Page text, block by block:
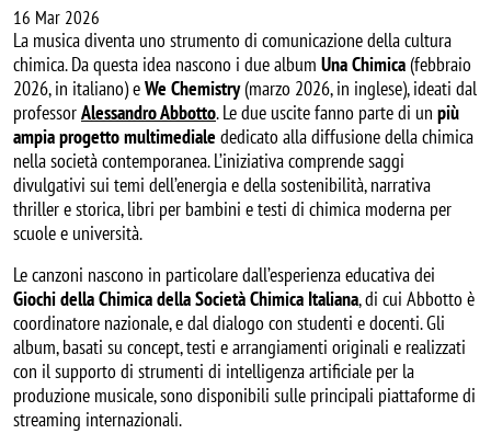
16 Mar 2026
La musica diventa uno strumento di comunicazione della cultura
chimica. Da questa idea nascono i due album Una Chimica(febbraio
2026, in italiano) eWe Chemistry(marzo 2026, in inglese), ideati dal
professorAlessandro Abbotto. Le due uscite fanno parte di un più
ampia progetto multimediale dedicato alla diffusione della chimica
nella società contemporanea. L’iniziativa comprende saggi
divulgativi sui temi dell’energia e della sostenibilità, narrativa
thriller e storica, libri per bambini e testi di chimica moderna per
scuole e università.
Le canzoni nascono in particolare dall’esperienza educativa dei
Giochi della Chimica della Società Chimica Italiana, di cui Abbotto è
coordinatore nazionale, e dal dialogo con studenti e docenti. Gli
album, basati su concept, testi e arrangiamenti originali e realizzati
con il supporto di strumenti di intelligenza artificiale per la
produzione musicale, sono disponibili sulle principali piattaforme di
streaming internazionali.